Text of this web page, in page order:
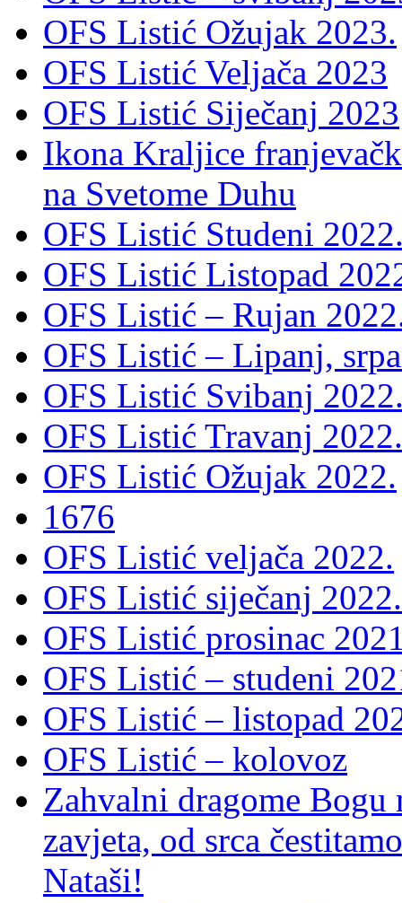
OFS Listić Ožujak 2023.
OFS Listić Veljača 2023
OFS Listić Siječanj 2023
Ikona Kraljice
na Svetome Duhu
OFS Listić Studeni
OFS Listić Listopad
OFS Listić – Rujan
OFS Listić – Lipanj,
OFS Listić Svibanj
OFS Listić Travanj 2022.
OFS Listić Ožujak 2022.
1676
OFS Listić veljača 2022.
OFS Listić siječanj 2022.
OFS Listić prosinac
OFS Listić – studeni
OFS Listić – listopad
OFS Listić – kolovoz
Zahvalni dragome Bogu
zavjeta, od srca
Nataši!